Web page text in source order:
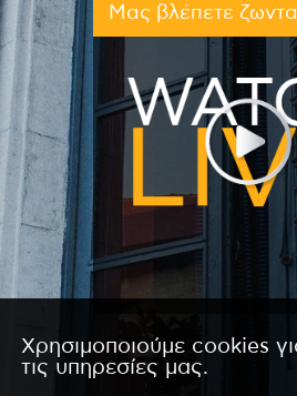
Μας βλέπετε
Χρησιμοποιούμε cookies
τις υπηρεσίες μας.